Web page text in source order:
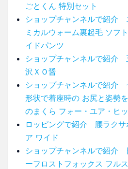
ごとくん 特別セット
ショップチャンネルで紹介
ミカルウォーム裏起毛 ソフ
イドパンツ
ショップチャンネルで紹介
沢ＸＯ醤
ショップチャンネルで紹介
形状で着座時の お尻と姿勢
のまくら フォー・ユア・ヒ
ロッピングで紹介 腰ラクサ
ア ワイド
ショップチャンネルで紹介
ーフロストフォックス フル